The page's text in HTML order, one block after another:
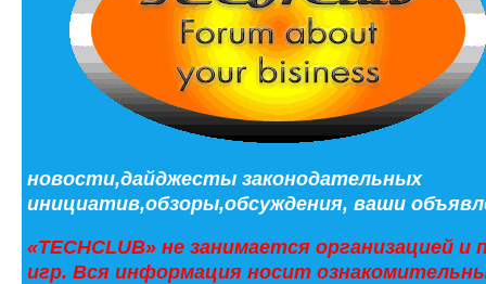
новости,дайджесты законодательных
инициатив,обзоры,обсуждения, ваши
«TECHCLUB» не занимается организацией
игр. Вся информация носит